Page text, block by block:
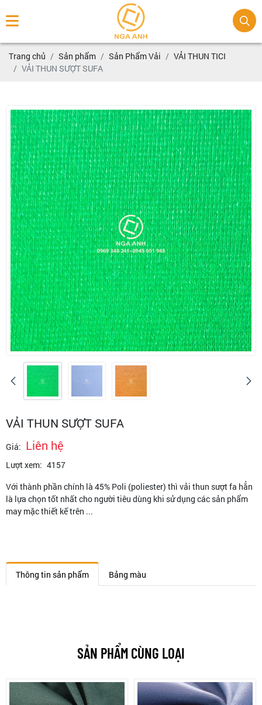
Trang chủ Sản phẩm Sản Phẩm Vải
VẢI THUN TICI
VẢI THUN SƯỢT SUFA
VẢI THUN SƯỢT SUFA
Giá: Liên hệ
Lượt xem: 4157
Với thành phần chính là 45% Poli (poliester) thì vải thun sượt fa hẳn
là lựa chọn tốt nhất cho người tiêu dùng khi sử dụng các sản phẩm
may mặc thiết kế trên ...
Thông tin sản phẩm Bảng màu
SẢN PHẨM CÙNG LOẠI